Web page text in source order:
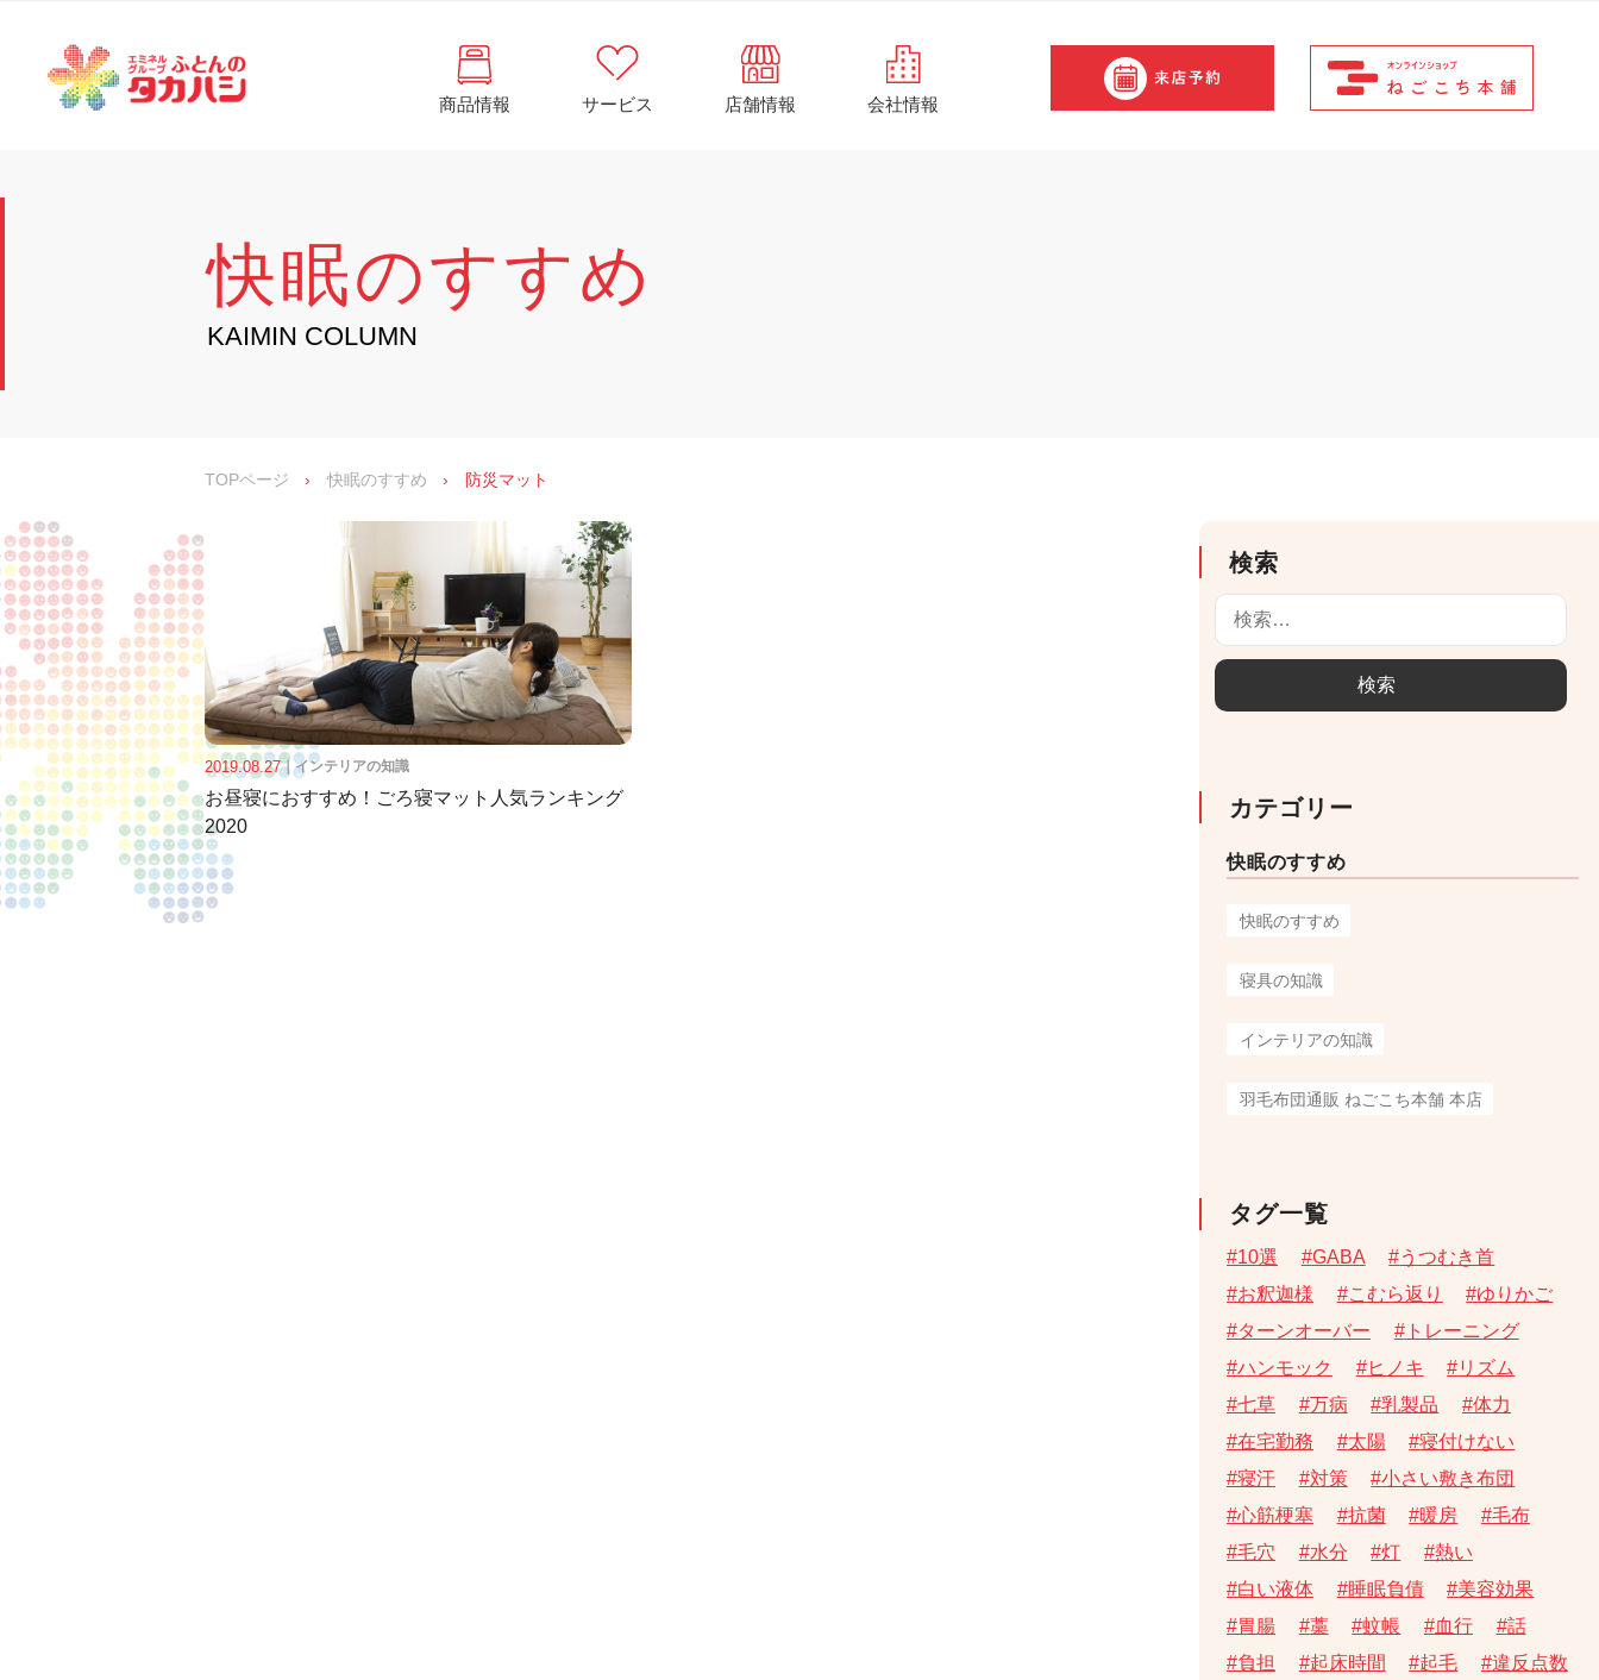
ッ
商品情報 サービス 店舗情報 会社情報
快眠のすすめ
KAIMIN COLUMN
TOPページ › 快眠のすすめ › 防災マット
検索
カテゴリー
快眠のすすめ
快眠のすすめ
寝具の知識
インテリアの知識
羽毛布団通販 ねごこち本舗 本店
タグ一覧
10選 GABA
うつむき首
お釈迦様
こむら返り
ゆりかご
ターンオーバー
トレーニング
ハンモック
ヒノキ
リズム
七草
万病 乳製品
体力
在宅勤務
太陽
寝付けない
寝汗
対策
小さい敷き布団
心筋梗塞
抗菌 暖房
毛布
毛穴
水分 灯
熱い
白い液体
睡眠負債
美容効果
胃腸
藁 蚊帳 血行
話
負担
起床時間 起毛
違反点数
2019.08.27｜インテリアの知識
お昼寝におすすめ！ごろ寝マット人気ランキング
2020
ん
の